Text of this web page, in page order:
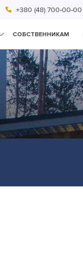
+380 (48) 700-00-00
СОБСТВЕННИКАМ